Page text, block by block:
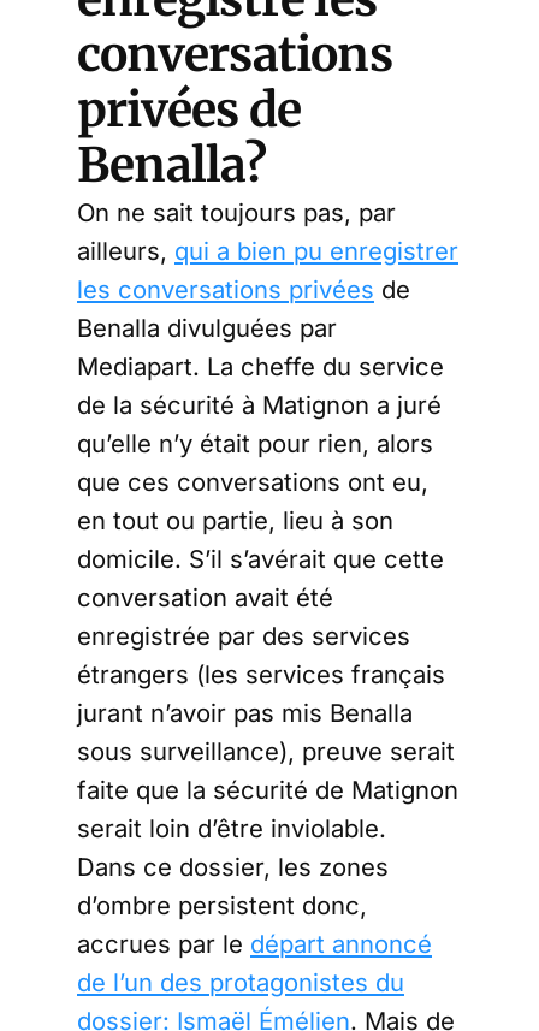
conversations
privées de
Benalla?
On ne sait toujours pas, par
ailleurs, qui a bien pu enregistrer
les conversations privées de
Benalla divulguées par
Mediapart. La cheffe du service
de la sécurité à Matignon a juré
qu’elle n’y était pour rien, alors
que ces conversations ont eu,
en tout ou partie, lieu à son
domicile. S’il s’avérait que cette
conversation avait été
enregistrée par des services
étrangers (les services français
jurant n’avoir pas mis Benalla
sous surveillance), preuve serait
faite que la sécurité de Matignon
serait loin d’être inviolable.
Dans ce dossier, les zones
d’ombre persistent donc,
accrues par le départ annoncé
de l’un des protagonistes du
dossier: Ismaël Émélien. Mais de